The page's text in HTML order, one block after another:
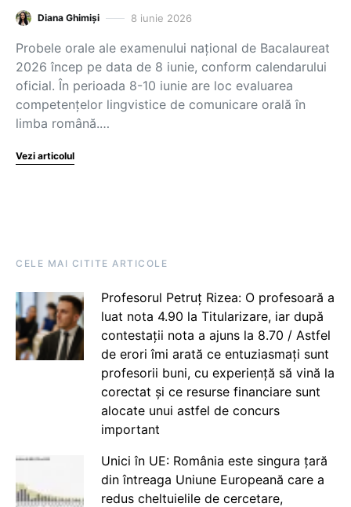
Diana Ghimiși 8 iunie 2026
Probele orale ale examenului național de Bacalaureat
2026 încep pe data de 8 iunie, conform calendarului
oficial. În perioada 8-10 iunie are loc evaluarea
competențelor lingvistice de comunicare orală în
limba română.…
Vezi articolul
CELE MAI CITITE ARTICOLE
Profesorul Petruț Rizea: O profesoară a
luat nota 4.90 la Titularizare, iar după
contestații nota a ajuns la 8.70 / Astfel
de erori îmi arată ce entuziasmați sunt
profesorii buni, cu experiență să vină la
corectat și ce resurse financiare sunt
alocate unui astfel de concurs
important
Unici în UE: România este singura țară
din întreaga Uniune Europeană care a
redus cheltuielile de cercetare,